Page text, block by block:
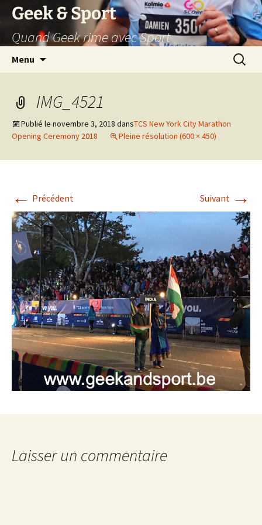
Aller
au
contenu
Geek & Sport
Quand Geek rime avec Sport
Menu
IMG_4521
Publié le novembre 3, 2018 dansTCS New York City Marathon
Opening Ceremony 2018
Pleine résolution (600 × 450)
← Précédent Suivant →
Laisser un commentaire